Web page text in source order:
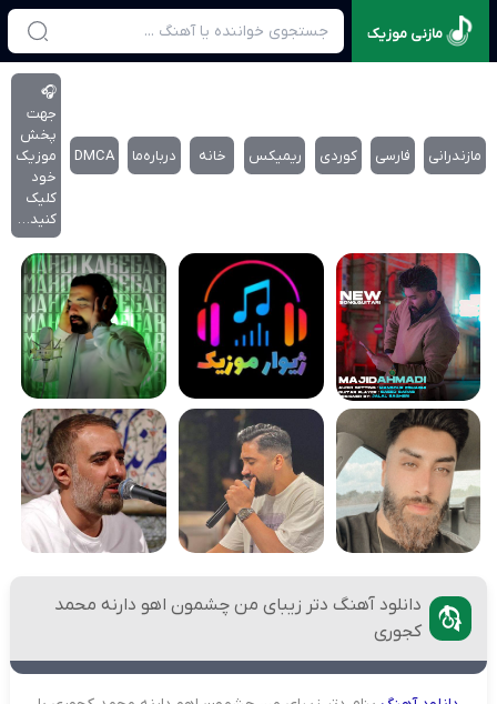
مازنی موزیک
مازندرانی فارسی کوردی ریمیکس خانه درباره‌‌ما DMCA
🎧
جهت
پخش
موزیک
خود
کلیک
کنید…
دانلود آهنگ دتر زیبای من چشمون اهو دارنه محمد
کجوری